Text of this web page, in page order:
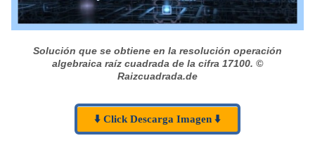
Solución que se obtiene en la resolución operación
algebraica raíz cuadrada de la cifra 17100. ©
Raizcuadrada.de
⬇️ Click Descarga Imagen ⬇️